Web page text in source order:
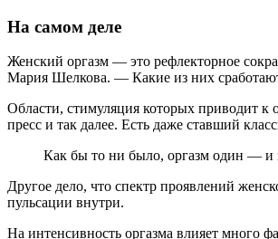
На самом деле
Женский оргазм — это рефлекторное
Мария Шелкова. — Какие из них
Области, стимуляция которых приводит к
пресс и так далее. Есть даже ставший
Как бы то ни было, оргазм один — и
Другое дело, что спектр проявлений
пульсации внутри.
На интенсивность оргазма влияет много